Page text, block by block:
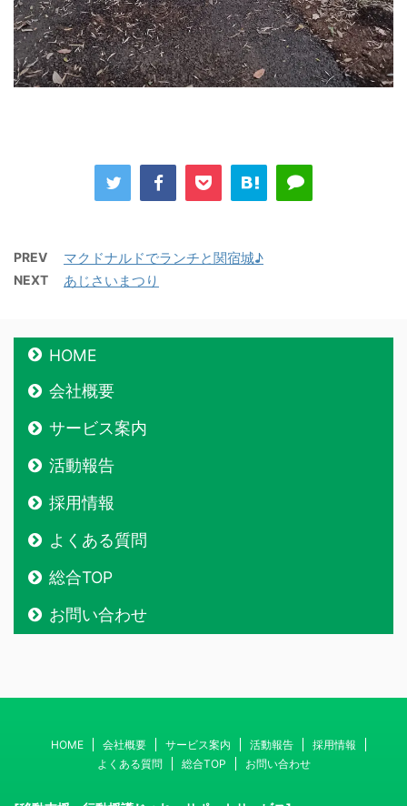
PREV マクドナルドでランチと関宿城♪
NEXT あじさいまつり
HOME
会社概要
サービス案内
活動報告
採用情報
よくある質問
総合TOP
お問い合わせ
HOME 会社概要 サービス案内 活動報告
採用情報
よくある質問
総合TOP お問い合わせ